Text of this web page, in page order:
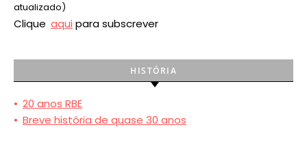
atualizado)
Clique aqui para subscrever
HISTÓRIA
• 20 anos RBE
• Breve história de quase 30 anos